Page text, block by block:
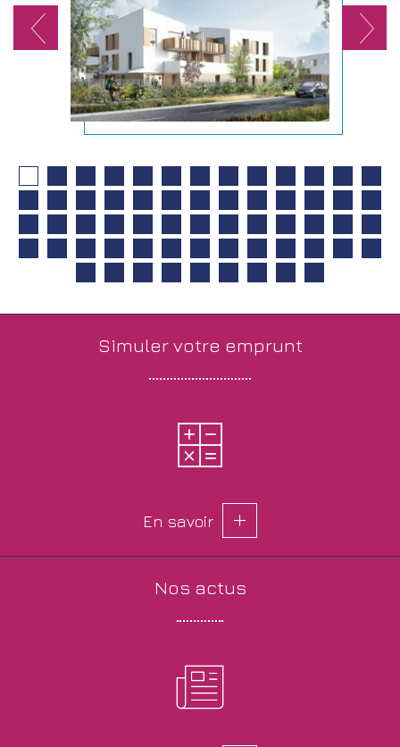
simuler votre emprunt
En savoir
nos actus